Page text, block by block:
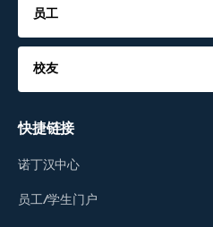
员工
校友
快捷链接
诺丁汉中心
员工/学生门户